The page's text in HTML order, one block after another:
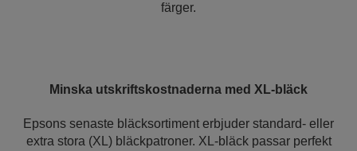
färger.
Minska utskriftskostnaderna med XL-bläck
Epsons senaste bläcksortiment erbjuder standard- eller
extra stora (XL) bläckpatroner. XL-bläck passar perfekt